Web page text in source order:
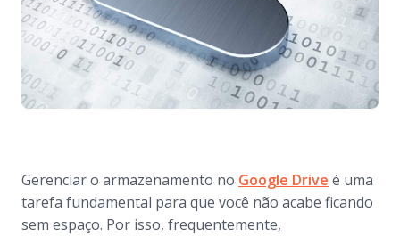
Gerenciar o armazenamento no Google Drive é uma
tarefa fundamental para que você não acabe ficando
sem espaço. Por isso, frequentemente,